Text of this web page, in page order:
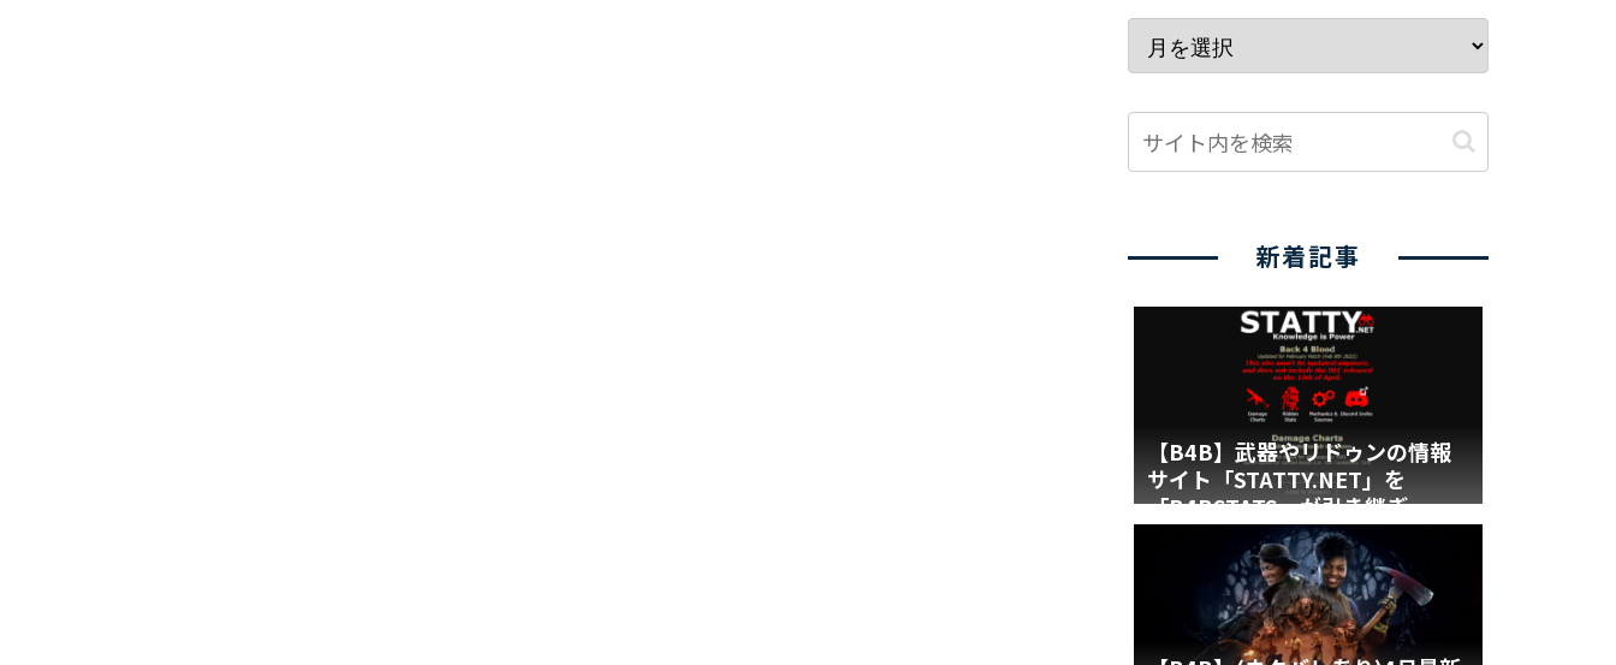
新着記事
【B4B】武器やリドゥンの情報
サイト「STATTY.NET」を
「B4BSTATS」が引き継ぎ